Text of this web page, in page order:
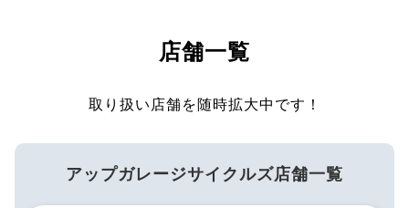
店舗一覧
取り扱い店舗を随時拡大中です！
アップガレージサイクルズ店舗一覧